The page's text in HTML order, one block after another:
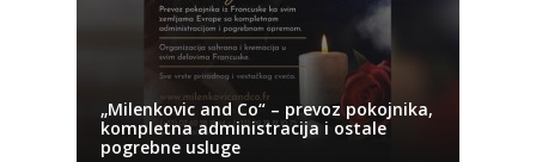
„Milenkovic and Co“ – prevoz pokojnika,
kompletna administracija i ostale
pogrebne usluge